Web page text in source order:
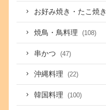
お好み焼き・たこ焼き
焼鳥・鳥料理 (108)
串かつ (47)
沖縄料理 (22)
韓国料理 (100)